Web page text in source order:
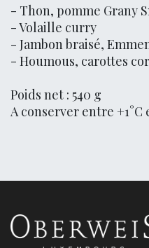
- Thon, pomme Grany
- Volaille curry
- Jambon braisé,
- Houmous, carottes
Poids net : 540 g
A conserver entre +1°C